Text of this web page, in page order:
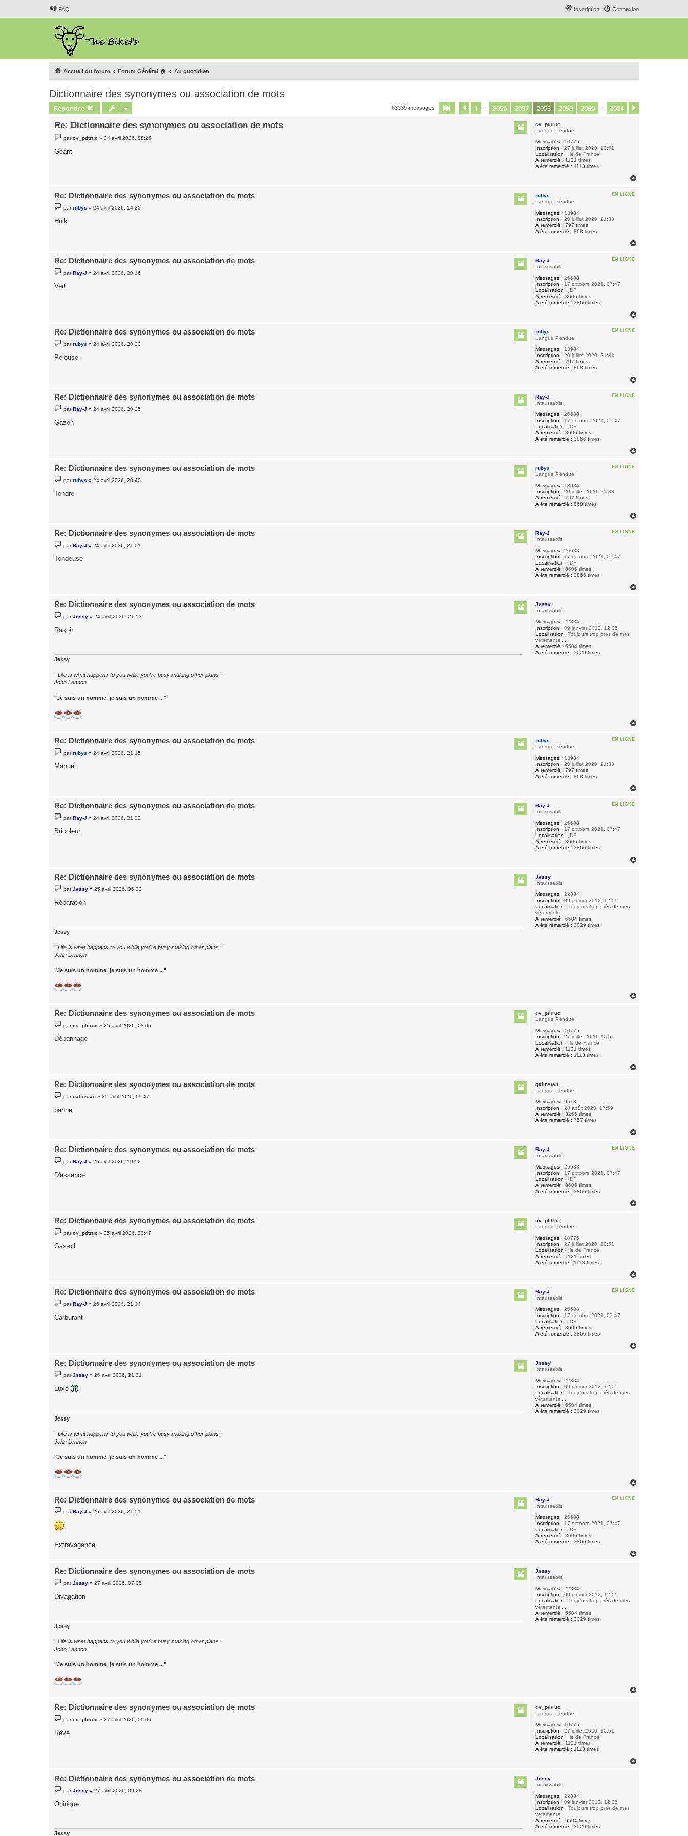
FAQ Connexion
Inscription
Accueil du forum Forum Général 🏠 Au quotidien
Dictionnaire des synonymes ou association de mots
Répondre 83339 messages Page 2058sur2084
Précédent
1 2056 2057 2058 2059 2060 2084
cv_ptitruc
Langue Pendue
Messages : 10775
Inscription : 27 juillet 2020, 10:51
Localisation : Ile de France
A remercié : 1121 times
A été remercié : 1113 times
Re: Dictionnaire des synonymes ou association de mots
e
s
s
parcv_ptitruc »24 avril 2026, 08:25
Géant
EN LIGNE
rubys
Langue Pendue
Messages : 13984
Inscription : 20 juillet 2020, 21:33
A remercié : 797 times
A été remercié : 868 times
Re: Dictionnaire des synonymes ou association de mots
e
s
s
parrubys »24 avril 2026, 14:20
Hulk
EN LIGNE
Ray-J
Intarissable
Messages : 26688
Inscription : 17 octobre 2021, 07:47
Localisation : IDF
A remercié : 8606 times
A été remercié : 3866 times
Re: Dictionnaire des synonymes ou association de mots
e
s
parRay-J »24 avril 2026, 20:16
Vert
EN LIGNE
rubys
Langue Pendue
Messages : 13984
Inscription : 20 juillet 2020, 21:33
A remercié : 797 times
A été remercié : 868 times
Re: Dictionnaire des synonymes ou association de mots
e
s
s
parrubys »24 avril 2026, 20:20
Pelouse
EN LIGNE
Ray-J
Intarissable
Messages : 26688
Inscription : 17 octobre 2021, 07:47
Localisation : IDF
A remercié : 8606 times
A été remercié : 3866 times
Re: Dictionnaire des synonymes ou association de mots
e
s
parRay-J »24 avril 2026, 20:25
Gazon
EN LIGNE
rubys
Langue Pendue
Messages : 13984
Inscription : 20 juillet 2020, 21:33
A remercié : 797 times
A été remercié : 868 times
Re: Dictionnaire des synonymes ou association de mots
e
s
parrubys »24 avril 2026, 20:40
Tondre
EN LIGNE
Ray-J
Intarissable
Messages : 26688
Inscription : 17 octobre 2021, 07:47
Localisation : IDF
A remercié : 8606 times
A été remercié : 3866 times
Re: Dictionnaire des synonymes ou association de mots
e
s
parRay-J »24 avril 2026, 21:01
Tondeuse
Jessy
Intarissable
Messages : 22834
Inscription : 09 janvier 2012, 12:05
Localisation : Toujours trop près de mes
vêtements ...
A remercié : 6504 times
A été remercié : 3029 times
Re: Dictionnaire des synonymes ou association de mots
e
s
parJessy »24 avril 2026, 21:13
Rasoir
Jessy
" Life is what happens to you while you're busy making other plans "
John Lennon
"Je suis un homme, je suis un homme ..."
EN LIGNE
rubys
Langue Pendue
Messages : 13984
Inscription : 20 juillet 2020, 21:33
A remercié : 797 times
A été remercié : 868 times
Re: Dictionnaire des synonymes ou association de mots
e
s
parrubys »24 avril 2026, 21:15
Manuel
EN LIGNE
Ray-J
Intarissable
Messages : 26688
Inscription : 17 octobre 2021, 07:47
Localisation : IDF
A remercié : 8606 times
A été remercié : 3866 times
Re: Dictionnaire des synonymes ou association de mots
e
s
s
parRay-J »24 avril 2026, 21:22
Bricoleur
Jessy
Intarissable
Messages : 22834
Inscription : 09 janvier 2012, 12:05
Localisation : Toujours trop près de mes
vêtements ...
A remercié : 6504 times
A été remercié : 3029 times
Re: Dictionnaire des synonymes ou association de mots
e
s
s
parJessy »25 avril 2026, 06:22
Réparation
Jessy
" Life is what happens to you while you're busy making other plans "
John Lennon
"Je suis un homme, je suis un homme ..."
cv_ptitruc
Langue Pendue
Messages : 10775
Inscription : 27 juillet 2020, 10:51
Localisation : Ile de France
A remercié : 1121 times
A été remercié : 1113 times
Re: Dictionnaire des synonymes ou association de mots
e
s
s
parcv_ptitruc »25 avril 2026, 08:05
Dépannage
galinstan
Langue Pendue
Messages : 9513
Inscription : 28 août 2020, 17:59
A remercié : 3266 times
A été remercié : 757 times
Re: Dictionnaire des synonymes ou association de mots
e
s
pargalinstan »25 avril 2026, 09:47
panne
EN LIGNE
Ray-J
Intarissable
Messages : 26688
Inscription : 17 octobre 2021, 07:47
Localisation : IDF
A remercié : 8606 times
A été remercié : 3866 times
Re: Dictionnaire des synonymes ou association de mots
e
s
parRay-J »25 avril 2026, 19:52
D'essence
cv_ptitruc
Langue Pendue
Messages : 10775
Inscription : 27 juillet 2020, 10:51
Localisation : Ile de France
A remercié : 1121 times
A été remercié : 1113 times
Re: Dictionnaire des synonymes ou association de mots
e
s
parcv_ptitruc »25 avril 2026, 23:47
Gas-oil
EN LIGNE
Ray-J
Intarissable
Messages : 26688
Inscription : 17 octobre 2021, 07:47
Localisation : IDF
A remercié : 8606 times
A été remercié : 3866 times
Re: Dictionnaire des synonymes ou association de mots
e
s
parRay-J »26 avril 2026, 21:14
Carburant
Jessy
Intarissable
Messages : 22834
Inscription : 09 janvier 2012, 12:05
Localisation : Toujours trop près de mes
vêtements ...
A remercié : 6504 times
A été remercié : 3029 times
Re: Dictionnaire des synonymes ou association de mots
e
s
parJessy »26 avril 2026, 21:31
Luxe
Jessy
" Life is what happens to you while you're busy making other plans "
John Lennon
"Je suis un homme, je suis un homme ..."
EN LIGNE
Ray-J
Intarissable
Messages : 26688
Inscription : 17 octobre 2021, 07:47
Localisation : IDF
A remercié : 8606 times
A été remercié : 3866 times
Re: Dictionnaire des synonymes ou association de mots
e
s
s
e
parRay-J »26 avril 2026, 21:51
Extravagance
Jessy
Intarissable
Messages : 22834
Inscription : 09 janvier 2012, 12:05
Localisation : Toujours trop près de mes
vêtements ...
A remercié : 6504 times
A été remercié : 3029 times
Re: Dictionnaire des synonymes ou association de mots
e
s
parJessy »27 avril 2026, 07:05
Divagation
Jessy
" Life is what happens to you while you're busy making other plans "
John Lennon
"Je suis un homme, je suis un homme ..."
cv_ptitruc
Langue Pendue
Messages : 10775
Inscription : 27 juillet 2020, 10:51
Localisation : Ile de France
A remercié : 1121 times
A été remercié : 1113 times
Re: Dictionnaire des synonymes ou association de mots
e
s
parcv_ptitruc »27 avril 2026, 09:06
Rêve
Jessy
Intarissable
Messages : 22834
Inscription : 09 janvier 2012, 12:05
Localisation : Toujours trop près de mes
vêtements ...
A remercié : 6504 times
A été remercié : 3029 times
Re: Dictionnaire des synonymes ou association de mots
e
s
s
parJessy »27 avril 2026, 09:28
Onirique
Jessy